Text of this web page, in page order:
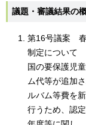
議題・審議結果の
第16号議案 春
制定について
国の要保護児
ム代等が追加
ルバム等費を
行うため、認